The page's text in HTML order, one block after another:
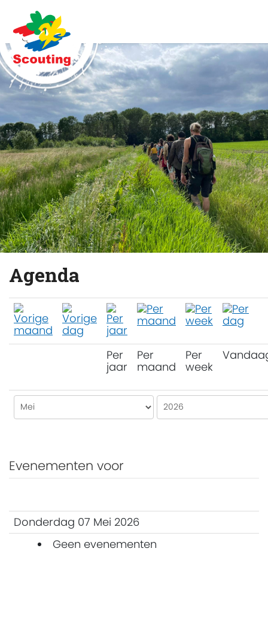
Agenda
Per
jaar
Per
maand
Per
week
Evenementen voor
Donderdag 07 Mei 2026
Geen evenementen